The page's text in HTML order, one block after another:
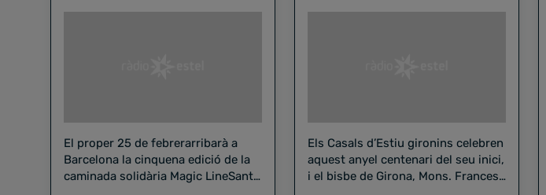
El proper 25 de febrerarribarà a
Barcelona la cinquena edició de la
caminada solidària Magic LineSant
Els Casals d’Estiu gironins celebren
aquest anyel centenari del seu inici,
i el bisbe de Girona, Mons. Francesc